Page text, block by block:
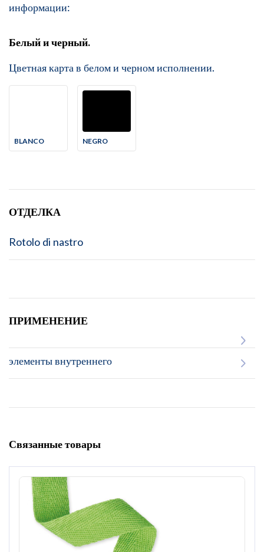
информации:
Белый и черный.
Цветная карта в белом и черном исполнении.
BLANCO NEGRO
ОТДЕЛКА
Rotolo di nastro
ПРИМЕНЕНИЕ
элементы внутреннего
Связанные товары